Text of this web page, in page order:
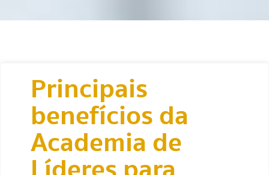
Principais
benefícios da
Academia de